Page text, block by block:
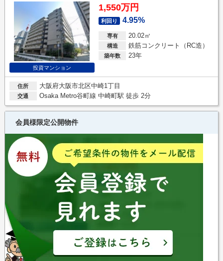
投資マンション
1,550万円
利回り 4.95%
専有 20.02㎡
構造 鉄筋コンクリート（RC造）
築年数 23年
住所 大阪府大阪市北区中崎1丁目
交通 Osaka Metro谷町線 中崎町駅 徒歩 2分
会員様限定公開物件